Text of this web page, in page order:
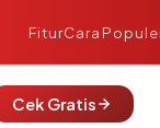
FiturCara
Cek Gratis